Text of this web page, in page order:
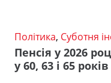
Політика, Суботня
Пенсія у 2026
у 60, 63 і 65 років